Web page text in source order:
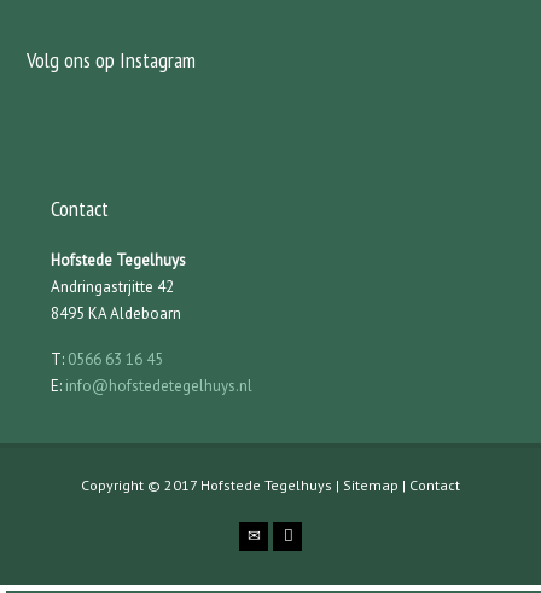
Volg ons op Instagram
Contact
Hofstede Tegelhuys
Andringastrjitte 42
8495 KA Aldeboarn
T: 0566 63 16 45
E: info@hofstedetegelhuys.nl
Copyright © 2017 Hofstede Tegelhuys | Sitemap | Contact